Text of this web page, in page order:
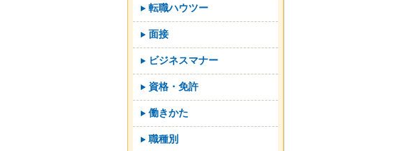
転職ハウツー
面接
ビジネスマナー
資格・免許
働きかた
職種別